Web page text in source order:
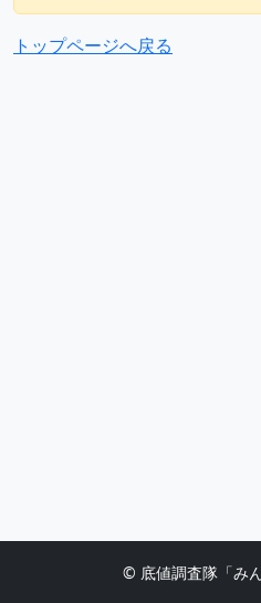
トップページへ戻る
© 底値調査隊「み